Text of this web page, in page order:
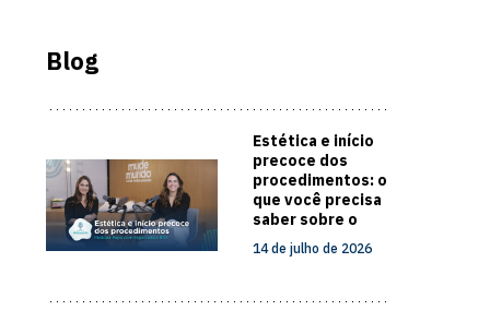
Blog
Estética e início
precoce dos
procedimentos: o
que você precisa
saber sobre o
cuidado com a
pele
14 de julho de 2026